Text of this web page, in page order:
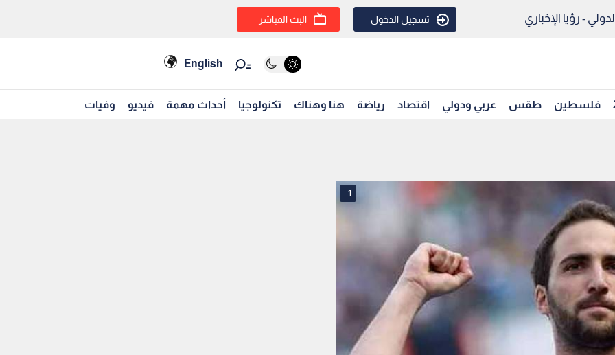
- رؤيا الإخباري تسجيل الدخول البث المباشر
English
فلسطين طقس عربي ودولي اقتصاد رياضة هنا وهناك تكنولوجيا أحداث مهمة فيديو وفيات
1